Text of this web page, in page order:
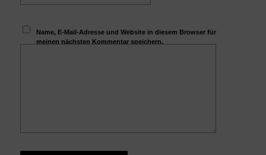
Name, E-Mail-Adresse und Website in diesem Browser für
meinen nächsten Kommentar speichern.